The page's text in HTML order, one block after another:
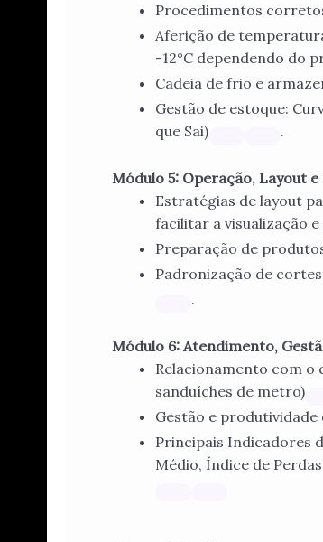
Procedimentos
Aferição de
-12°C dependendo do
Cadeia de frio e
Gestão de estoque:
que Sai)
.
Módulo 5: Operação, Layout e
Estratégias de layout
facilitar a visualização
Preparação de
Padronização de
.
Módulo 6: Atendimento,
Relacionamento com o
sanduíches de metro)
Gestão e produtividade
Principais Indicadores
Médio, Índice de